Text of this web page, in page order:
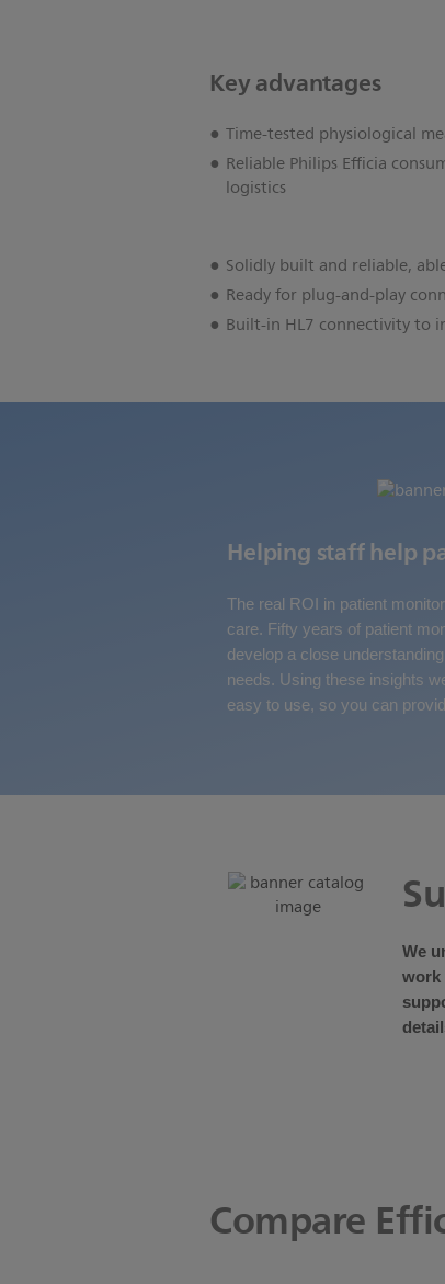
Key advantages
Time-tested physiological
Reliable Philips Efficia
logistics
Solidly built and reliable,
Ready for plug-and-play
Built-in HL7 connectivity to
Helping staff help
The real ROI in patient
care. Fifty years of patient
develop a close
needs. Using these insights
easy to use, so you can
We
work
Compare